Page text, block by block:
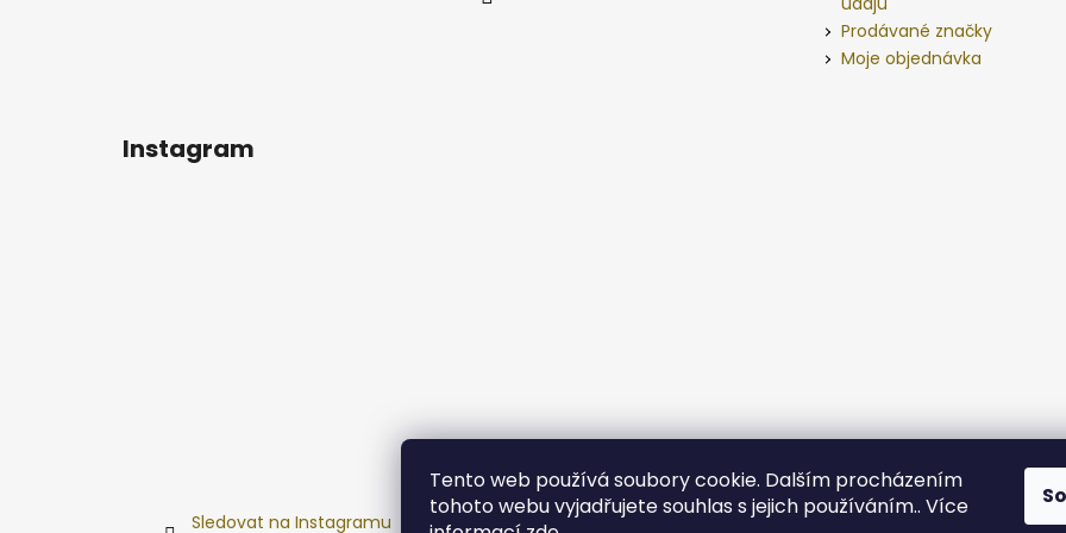
Tento web používá soubory cookie. Dalším procházením
tohoto webu vyjadřujete souhlas s jejich používáním.. Více
Prodávané značky
Moje objednávka
Instagram
Sledovat na Instagramu